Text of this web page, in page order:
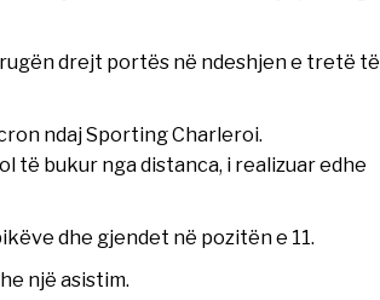
drejt portës në ndeshjen e tretë të
ndaj Sporting Charleroi.
të bukur nga distanca, i realizuar edhe
dhe gjendet në pozitën e 11.
një asistim.